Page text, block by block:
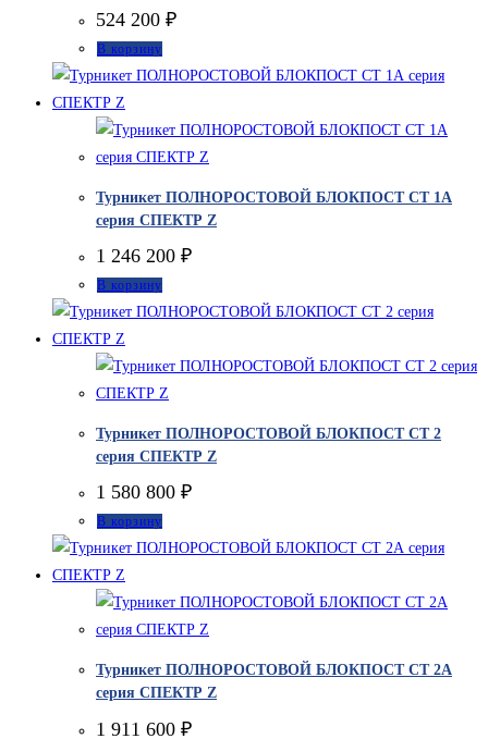
524 200 ₽
В корзину
Турникет ПОЛНОРОСТОВОЙ БЛОКПОСТ СТ 1А
серия СПЕКТР Z
1 246 200 ₽
В корзину
Турникет ПОЛНОРОСТОВОЙ БЛОКПОСТ СТ 2
серия СПЕКТР Z
1 580 800 ₽
В корзину
Турникет ПОЛНОРОСТОВОЙ БЛОКПОСТ СТ 2А
серия СПЕКТР Z
1 911 600 ₽